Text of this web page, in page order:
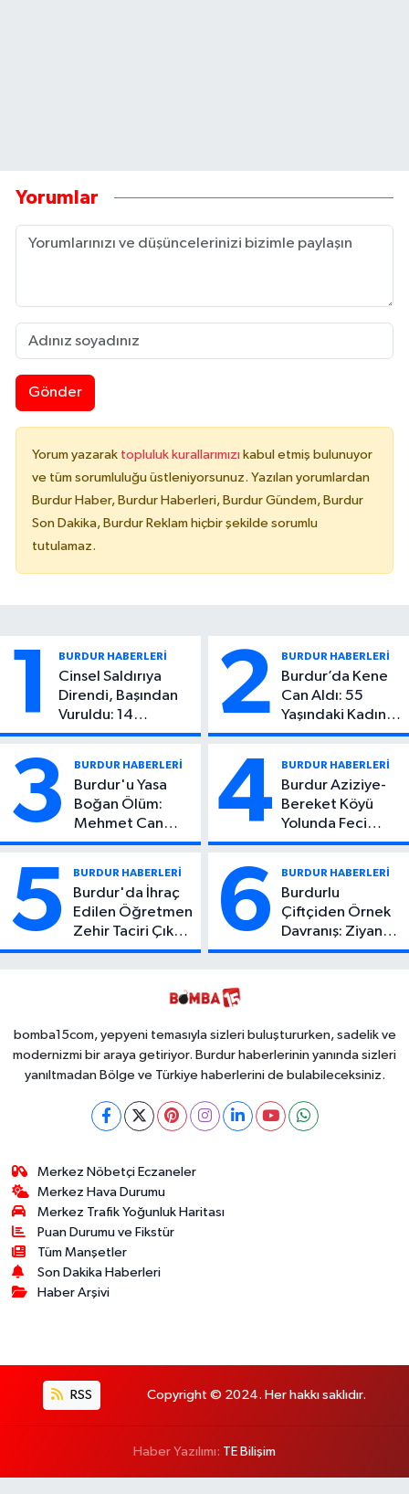
Yorumlar
Gönder
Yorum yazarak topluluk kurallarımızı kabul etmiş bulunuyor
ve tüm sorumluluğu üstleniyorsunuz. Yazılan yorumlardan
Burdur Haber, Burdur Haberleri, Burdur Gündem, Burdur
Son Dakika, Burdur Reklam hiçbir şekilde sorumlu
tutulamaz.
1 BURDUR HABERLERİ
Cinsel Saldırıya
Direndi, Başından
Vuruldu: 14
Yaşındaki Çocuktan
2 BURDUR HABERLERİ
Burdur’da Kene
Can Aldı: 55
Yaşındaki Kadın
Hayatını Kaybetti
3 BURDUR HABERLERİ
Burdur'u Yasa
Boğan Ölüm:
Mehmet Can
Atıcı Genç Yaşta
4 BURDUR HABERLERİ
Burdur Aziziye-
Bereket Köyü
Yolunda Feci
Kaza: 1 Ölü, 2
5 BURDUR HABERLERİ
Burdur'da İhraç
Edilen Öğretmen
Zehir Taciri Çıktı:
Binlerce
6 BURDUR HABERLERİ
Burdurlu
Çiftçiden Örnek
Davranış: Ziyan
Olmasın Diye
Toplayabilecek
bomba15com, yepyeni temasıyla sizleri buluştururken, sadelik ve
modernizmi bir araya getiriyor. Burdur haberlerinin yanında sizleri
yanıltmadan Bölge ve Türkiye haberlerini de bulabileceksiniz.
Merkez Nöbetçi Eczaneler
Merkez Hava Durumu
Merkez Trafik Yoğunluk Haritası
Puan Durumu ve Fikstür
Tüm Manşetler
Son Dakika Haberleri
Haber Arşivi
RSS Copyright © 2024. Her hakkı saklıdır.
Haber Yazılımı: TE Bilişim